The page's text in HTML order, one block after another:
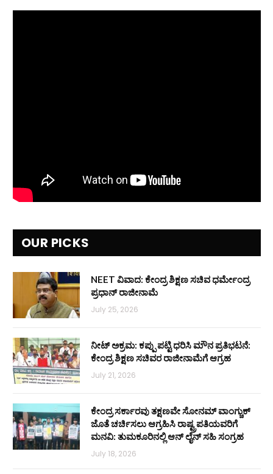
OUR PICKS
NEET ವಿವಾದ: ಕೇಂದ್ರ ಶಿಕ್ಷಣ ಸಚಿವ ಧರ್ಮೇಂದ್ರ
ಪ್ರಧಾನ್ ರಾಜೀನಾಮೆ
July 25, 2026
ನೀಟ್ ಅಕ್ರಮ: ಕಪ್ಪು ಪಟ್ಟಿ ಧರಿಸಿ ಮೌನ ಪ್ರತಿಭಟನೆ:
ಕೇಂದ್ರ ಶಿಕ್ಷಣ ಸಚಿವರ ರಾಜೀನಾಮೆಗೆ ಆಗ್ರಹ
July 21, 2026
ಕೇಂದ್ರ ಸರ್ಕಾರವು ತಕ್ಷಣವೇ ಸೋನಮ್ ವಾಂಗ್ಚುಕ್
ಜೊತೆ ಚರ್ಚಿಸಲು ಆಗ್ರಹಿಸಿ ರಾಷ್ಟ್ರಪತಿಯವರಿಗೆ
ಮನವಿ: ತುಮಕೂರಿನಲ್ಲಿ ಆನ್‌ ಲೈನ್ ಸಹಿ ಸಂಗ್ರಹ
July 18, 2026